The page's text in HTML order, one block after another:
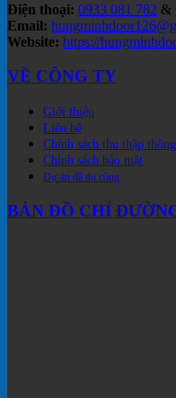
Điện thoại: 0933 081 782 &
Email:
Website: https://
VỀ CÔNG TY
Giới thiệu
Liên hệ
Chính sách thu thập
Chính sách bảo mật
Dự án đã thi công
BẢN ĐỒ CHỈ